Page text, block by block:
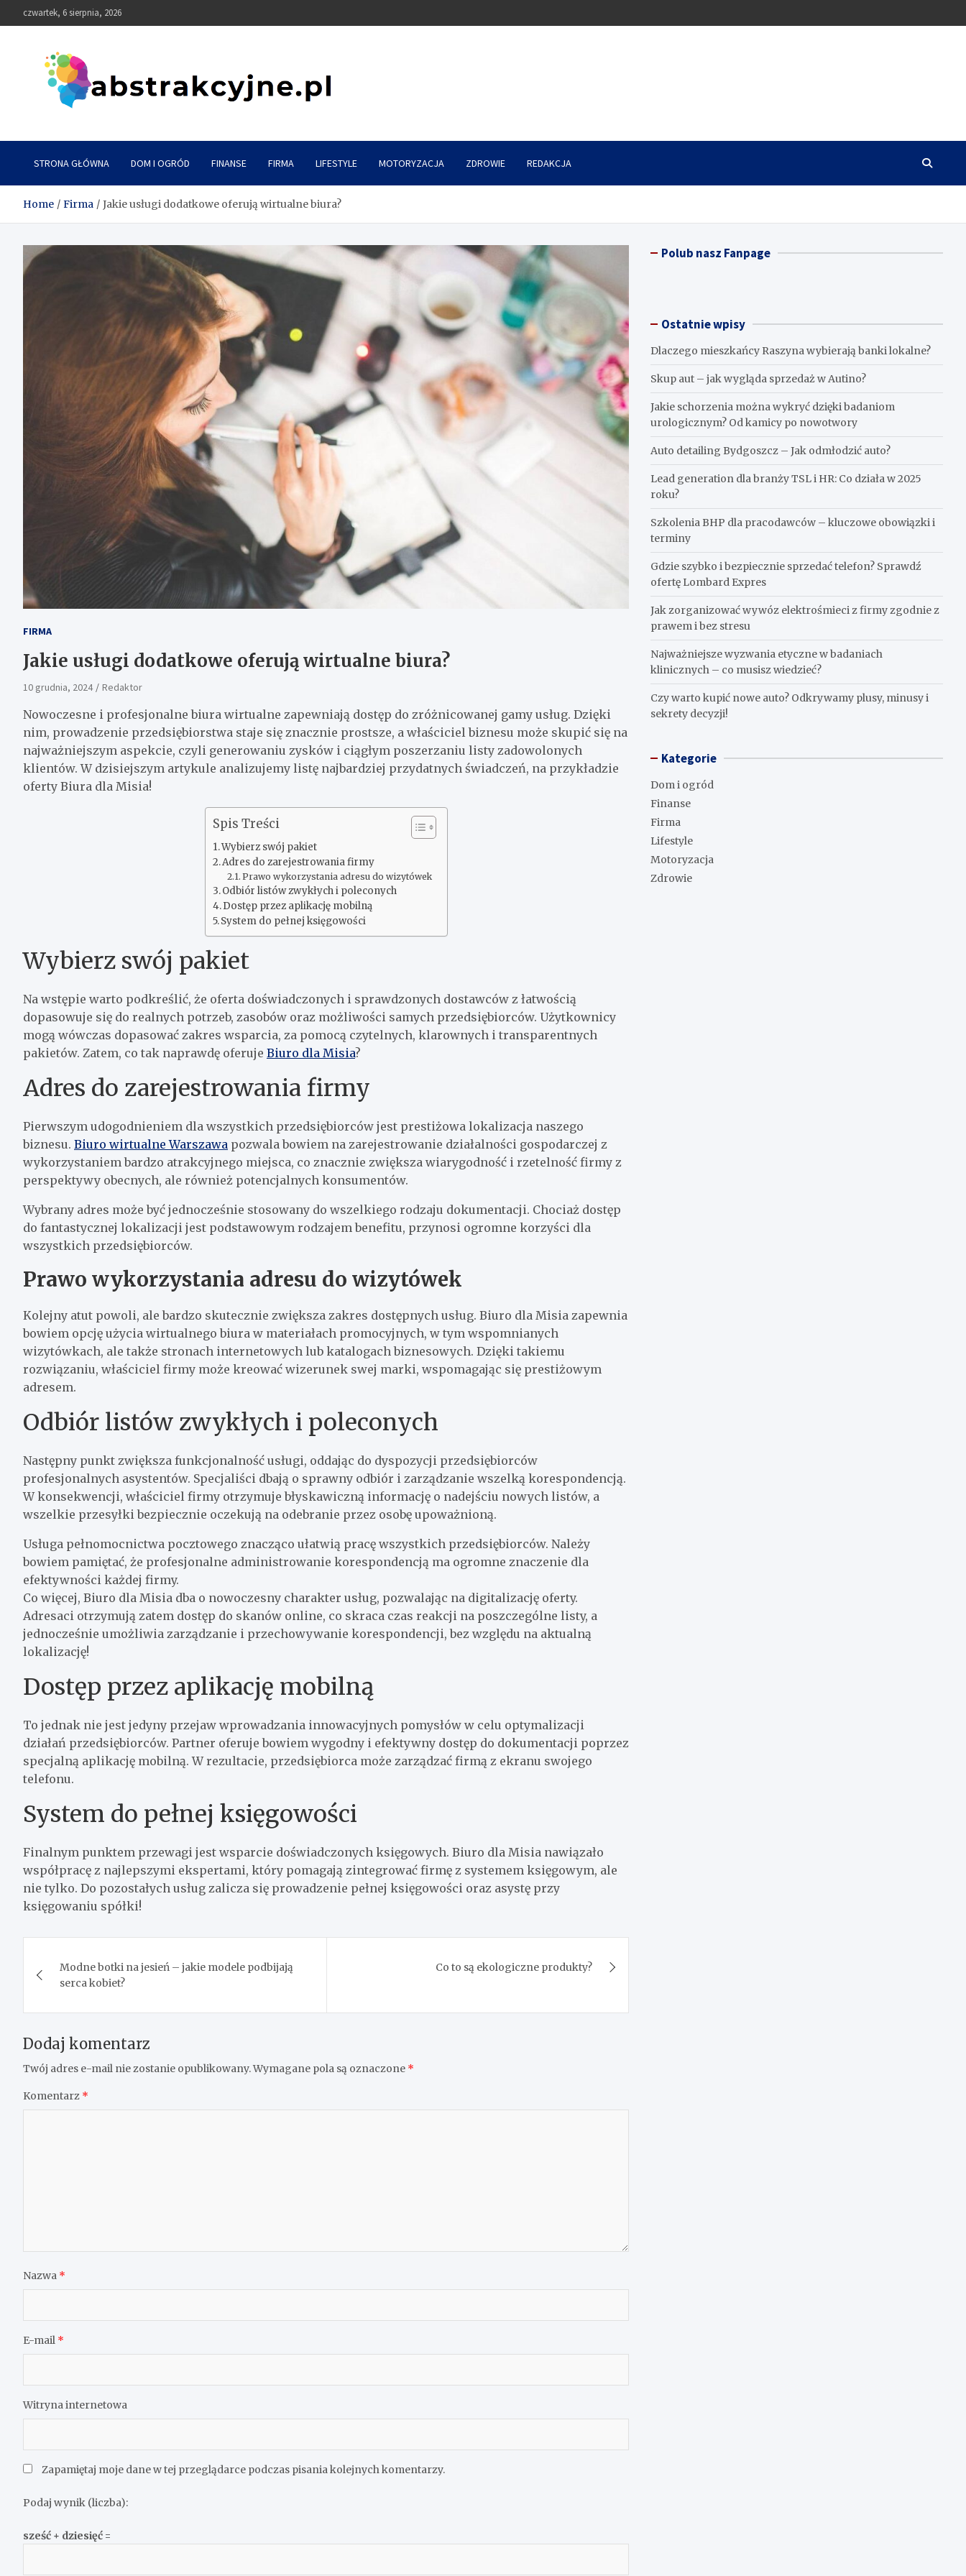
to
czwartek, 6 sierpnia, 2026
Abstrakcyjne
STRONA GŁÓWNA DOM I OGRÓD FINANSE FIRMA LIFESTYLE MOTORYZACJA ZDROWIE REDAKCJA
Home Firma Jakie usługi dodatkowe oferują wirtualne biura?
FIRMA
Jakie usługi dodatkowe oferują wirtualne biura?
10 grudnia, 2024 Redaktor
Nowoczesne i profesjonalne biura wirtualne zapewniają dostęp do zróżnicowanej gamy usług. Dzięki
nim, prowadzenie przedsiębiorstwa staje się znacznie prostsze, a właściciel biznesu może skupić się na
najważniejszym aspekcie, czyli generowaniu zysków i ciągłym poszerzaniu listy zadowolonych
klientów. W dzisiejszym artykule analizujemy listę najbardziej przydatnych świadczeń, na przykładzie
oferty Biura dla Misia!
Spis Treści
Wybierz swój pakiet
Adres do zarejestrowania firmy
Prawo wykorzystania adresu do wizytówek
Odbiór listów zwykłych i poleconych
Dostęp przez aplikację mobilną
System do pełnej księgowości
Wybierz swój pakiet
Na wstępie warto podkreślić, że oferta doświadczonych i sprawdzonych dostawców z łatwością
dopasowuje się do realnych potrzeb, zasobów oraz możliwości samych przedsiębiorców. Użytkownicy
mogą wówczas dopasować zakres wsparcia, za pomocą czytelnych, klarownych i transparentnych
pakietów. Zatem, co tak naprawdę oferuje Biuro dla Misia?
Adres do zarejestrowania firmy
Pierwszym udogodnieniem dla wszystkich przedsiębiorców jest prestiżowa lokalizacja naszego
biznesu. Biuro wirtualne Warszawa pozwala bowiem na zarejestrowanie działalności gospodarczej z
wykorzystaniem bardzo atrakcyjnego miejsca, co znacznie zwiększa wiarygodność i rzetelność firmy z
perspektywy obecnych, ale również potencjalnych konsumentów.
Wybrany adres może być jednocześnie stosowany do wszelkiego rodzaju dokumentacji. Chociaż dostęp
do fantastycznej lokalizacji jest podstawowym rodzajem benefitu, przynosi ogromne korzyści dla
wszystkich przedsiębiorców.
Prawo wykorzystania adresu do wizytówek
Kolejny atut powoli, ale bardzo skutecznie zwiększa zakres dostępnych usług. Biuro dla Misia zapewnia
bowiem opcję użycia wirtualnego biura w materiałach promocyjnych, w tym wspomnianych
wizytówkach, ale także stronach internetowych lub katalogach biznesowych. Dzięki takiemu
rozwiązaniu, właściciel firmy może kreować wizerunek swej marki, wspomagając się prestiżowym
adresem.
Odbiór listów zwykłych i poleconych
Następny punkt zwiększa funkcjonalność usługi, oddając do dyspozycji przedsiębiorców
profesjonalnych asystentów. Specjaliści dbają o sprawny odbiór i zarządzanie wszelką korespondencją.
W konsekwencji, właściciel firmy otrzymuje błyskawiczną informację o nadejściu nowych listów, a
wszelkie przesyłki bezpiecznie oczekują na odebranie przez osobę upoważnioną.
Usługa pełnomocnictwa pocztowego znacząco ułatwią pracę wszystkich przedsiębiorców. Należy
bowiem pamiętać, że profesjonalne administrowanie korespondencją ma ogromne znaczenie dla
efektywności każdej firmy.
Co więcej, Biuro dla Misia dba o nowoczesny charakter usług, pozwalając na digitalizację oferty.
Adresaci otrzymują zatem dostęp do skanów online, co skraca czas reakcji na poszczególne listy, a
jednocześnie umożliwia zarządzanie i przechowywanie korespondencji, bez względu na aktualną
lokalizację!
Dostęp przez aplikację mobilną
To jednak nie jest jedyny przejaw wprowadzania innowacyjnych pomysłów w celu optymalizacji
działań przedsiębiorców. Partner oferuje bowiem wygodny i efektywny dostęp do dokumentacji poprzez
specjalną aplikację mobilną. W rezultacie, przedsiębiorca może zarządzać firmą z ekranu swojego
telefonu.
System do pełnej księgowości
Finalnym punktem przewagi jest wsparcie doświadczonych księgowych. Biuro dla Misia nawiązało
współpracę z najlepszymi ekspertami, który pomagają zintegrować firmę z systemem księgowym, ale
nie tylko. Do pozostałych usług zalicza się prowadzenie pełnej księgowości oraz asystę przy
księgowaniu spółki!
wpisu
Modne botki na jesień – jakie modele podbijają
serca kobiet?
Co to są ekologiczne produkty?
Dodaj komentarz
Twój adres e-mail nie zostanie opublikowany.Wymagane pola są oznaczone *
Komentarz *
Nazwa *
E-mail *
Witryna internetowa
Zapamiętaj moje dane w tej przeglądarce podczas pisania kolejnych komentarzy.
Podaj wynik (liczba):
sześć + dziesięć =
Polub nasz Fanpage
Ostatnie wpisy
Dlaczego mieszkańcy Raszyna wybierają banki lokalne?
Skup aut – jak wygląda sprzedaż w Autino?
Jakie schorzenia można wykryć dzięki badaniom
urologicznym? Od kamicy po nowotwory
Auto detailing Bydgoszcz – Jak odmłodzić auto?
Lead generation dla branży TSL i HR: Co działa w 2025
roku?
Szkolenia BHP dla pracodawców – kluczowe obowiązki i
terminy
Gdzie szybko i bezpiecznie sprzedać telefon? Sprawdź
ofertę Lombard Expres
Jak zorganizować wywóz elektrośmieci z firmy zgodnie z
prawem i bez stresu
Najważniejsze wyzwania etyczne w badaniach
klinicznych – co musisz wiedzieć?
Czy warto kupić nowe auto? Odkrywamy plusy, minusy i
sekrety decyzji!
Kategorie
Dom i ogród
Finanse
Firma
Lifestyle
Motoryzacja
Zdrowie